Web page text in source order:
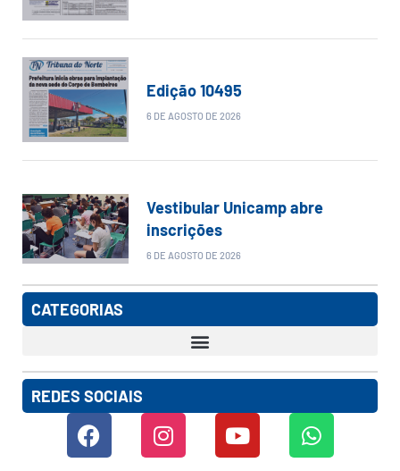
Edição 10495
6 DE AGOSTO DE 2026
Vestibular Unicamp abre
inscrições
6 DE AGOSTO DE 2026
CATEGORIAS
REDES SOCIAIS